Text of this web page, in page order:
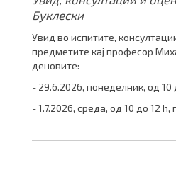
Буклески
Увид во испитите,
предметите кај професор
деновите:
- 29.6.2026, понеделник, од 10
- 1.7.2026, среда, од 10 до 12 h,